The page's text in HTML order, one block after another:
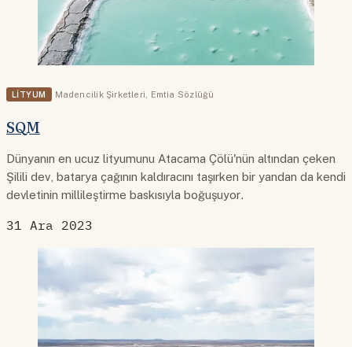
LITYUM Madencilik Şirketleri Emtia Sözlüğü
SQM
Dünyanın en ucuz lityumunu Atacama Çölü'nün altından çeken
Şilili dev, batarya çağının kaldıracını taşırken bir yandan da kendi
devletinin millileştirme baskısıyla boğuşuyor.
31 Ara 2023